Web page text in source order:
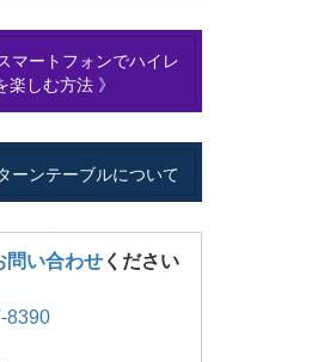
マートフォンでハイレ
楽しむ方法 》
ーンテーブルについて
問い合わせください
8390